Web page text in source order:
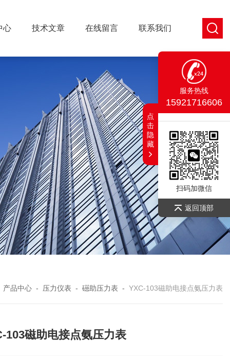
心 技术文章 在线留言 联系我们
产品中心 - 压力仪表 - 礠助压力表 - YXC-103磁助电接点氨压力表
103磁助电接点氨压力表
服务热线
15921716606
扫码加微信
返回顶部
点
击
隐
藏